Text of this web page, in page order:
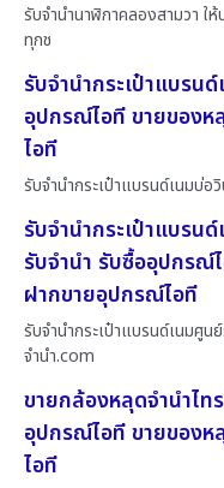
รับจำนำนาฬิกาคลองสามวา ใ
ทุกช
รับจำนำกระเป๋าแบรน
อุปกรณ์ไอที ขายของ
ไอที
รับจำนำกระเป๋าแบรนด์เนมบ่อ
รับจำนำกระเป๋าแบรน
รับจำนำ รับซื้ออุปกรณ์
ฝากขายอุปกรณ์ไอที
รับจำนำกระเป๋าแบรนด์เนมศูน
จํานํา.com
ขายกล้องหลุดจำนำไท
อุปกรณ์ไอที ขายของ
ไอที